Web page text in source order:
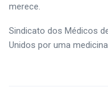
merece.
Sindicato dos Médicos
Unidos por uma